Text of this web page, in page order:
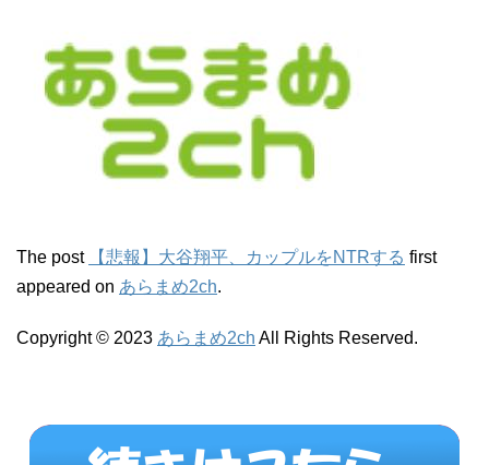
The post 【悲報】大谷翔平、カップルをNTRする first
appeared on あらまめ2ch.
Copyright © 2023 あらまめ2ch All Rights Reserved.